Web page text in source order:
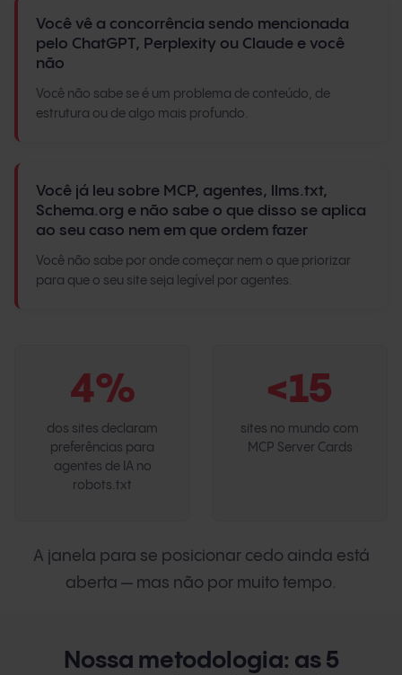
Você vê a concorrência sendo mencionada
pelo ChatGPT, Perplexity ou Claude e você
não
Você não sabe se é um problema de conteúdo, de
estrutura ou de algo mais profundo.
Você já leu sobre MCP, agentes, llms.txt,
Schema.org e não sabe o que disso se aplica
ao seu caso nem em que ordem fazer
Você não sabe por onde começar nem o que priorizar
para que o seu site seja legível por agentes.
4%
dos sites declaram
preferências para
agentes de IA no
robots.txt
<15
sites no mundo com
MCP Server Cards
A janela para se posicionar cedo ainda está
aberta — mas não por muito tempo.
Nossa metodologia: as 5